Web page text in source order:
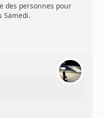
des personnes pour
Samedi.